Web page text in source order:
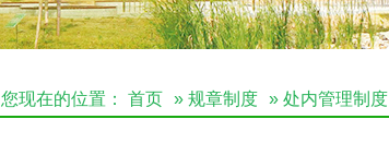
您现在的位置： 首页 » 规章制度 » 处内管理制度